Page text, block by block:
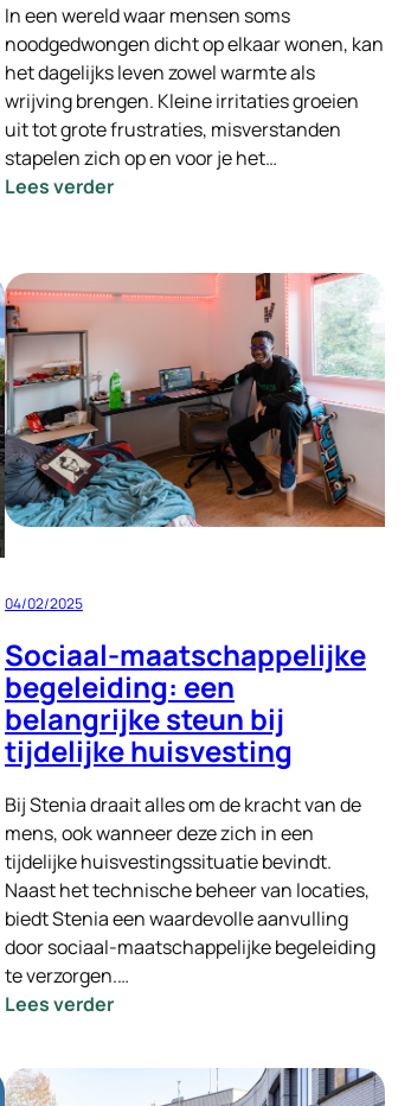
In een wereld waar mensen soms
noodgedwongen dicht op elkaar wonen, kan
het dagelijks leven zowel warmte als
wrijving brengen. Kleine irritaties groeien
uit tot grote frustraties, misverstanden
stapelen zich op en voor je het…
Lees verder:
Onzekere
tijden
04/02/2025
Sociaal-maatschappelijke
begeleiding: een
belangrijke steun bij
tijdelijke huisvesting
Bij Stenia draait alles om de kracht van de
mens, ook wanneer deze zich in een
tijdelijke huisvestingssituatie bevindt.
Naast het technische beheer van locaties,
biedt Stenia een waardevolle aanvulling
door sociaal-maatschappelijke begeleiding
te verzorgen.…
Lees verder:
begeleiding: